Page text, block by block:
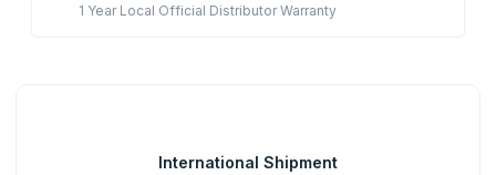
1 Year Local Official Distributor Warranty
International Shipment